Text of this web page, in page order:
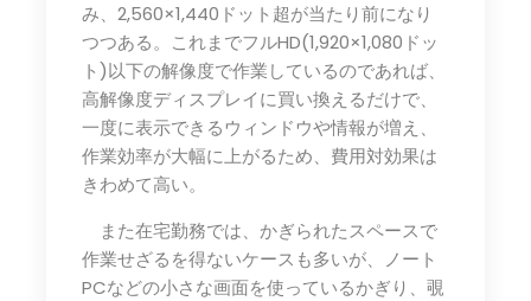
み、2,560×1,440ドット超が当たり前になり
つつある。これまでフルHD(1,920×1,080ドッ
ト)以下の解像度で作業しているのであれば、
高解像度ディスプレイに買い換えるだけで、
一度に表示できるウィンドウや情報が増え、
作業効率が大幅に上がるため、費用対効果は
きわめて高い。
また在宅勤務では、かぎられたスペースで
作業せざるを得ないケースも多いが、ノート
PCなどの小さな画面を使っているかぎり、覗